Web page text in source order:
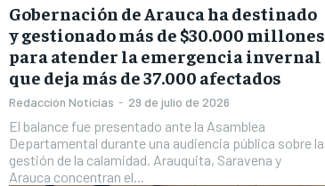
Gobernación de Arauca ha destinado
y gestionado más de $30.000 millones
para atender la emergencia invernal
que deja más de 37.000 afectados
Redacción Noticias - 29 de julio de 2026
El balance fue presentado ante la Asamblea
Departamental durante una audiencia pública sobre la
gestión de la calamidad. Arauquita, Saravena y
Arauca concentran el...